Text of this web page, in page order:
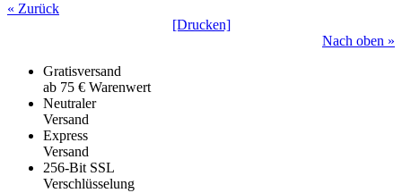
« Zurück
[Drucken]
Nach oben »
Gratisversand
ab 75 € Warenwert
Neutraler
Versand
Express
Versand
256-Bit SSL
Verschlüsselung